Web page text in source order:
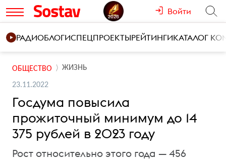
Войти
РАДИОБЛОГИСПЕЦПРОЕКТЫРЕЙТИНГИКАТАЛОГ
ОБЩЕСТВО ЖИЗНЬ
23.11.2022
Госдума повысила
прожиточный минимум до 14
375 рублей в 2023 году
Рост относительно этого года — 456